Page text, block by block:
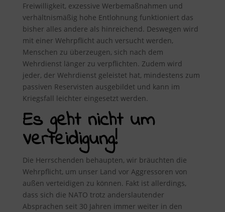
Freiwilligkeit, exzessive Werbemaßnahmen und
verhältnismäßig hohe Entlohnung funktioniert das
bisher alles andere als hinreichend. Deswegen wird
mit einer Wehrpflicht auch versucht werden,
Menschen zu überzeugen, sich nach dem
Wehrdienst länger zu verpflichten. Zudem wird
jeder, der Wehrdienst geleistet hat, mindestens zum
passiven Reservisten ausgebildet und kann im
Kriegsfall leichter eingesetzt werden.
Es geht nicht um
Verteidigung!
Die Herrschenden behaupten, wir bräuchten die
Wehrpflicht, um unser Land vor Aggressoren von
außen verteidigen zu können. Fakt ist allerdings,
dass sich die NATO trotz anderslautender
Absprachen seit 30 Jahren immer weiter in den